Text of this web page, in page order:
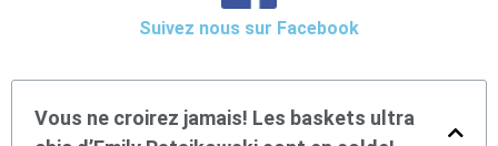
Suivez nous sur Facebook
Vous ne croirez jamais! Les baskets ultra